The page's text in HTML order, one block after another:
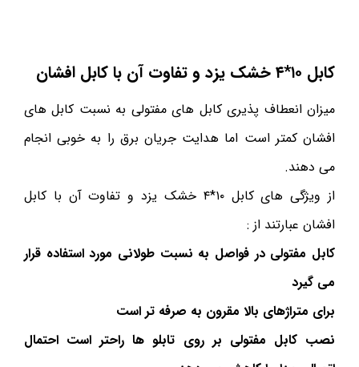
کابل ۱۰*۴ خشک یزد و تفاوت آن با کابل افشان
میزان انعطاف پذیری کابل های مفتولی به نسبت کابل های
افشان کمتر است اما هدایت جریان برق را به خوبی انجام
می دهند.
از ویژگی های کابل ۱۰*۴ خشک یزد و تفاوت آن با کابل
افشان عبارتند از :
کابل مفتولی در فواصل به نسبت طولانی مورد استفاده قرار
می گیرد
برای متراژهای بالا مقرون به صرفه تر است
نصب کابل مفتولی بر روی تابلو ها راحتر است احتمال